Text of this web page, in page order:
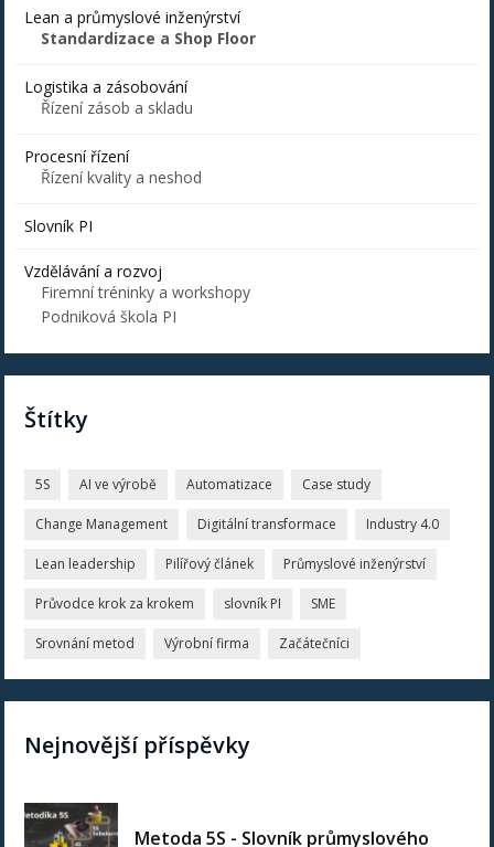
Lean a průmyslové inženýrství
Standardizace a Shop Floor
Logistika a zásobování
Řízení zásob a skladu
Procesní řízení
Řízení kvality a neshod
Slovník PI
Vzdělávání a rozvoj
Firemní tréninky a workshopy
Podniková škola PI
Štítky
5S AI ve výrobě Automatizace Case study
Change Management Digitální transformace Industry 4.0
Lean leadership Pilířový článek Průmyslové inženýrství
Průvodce krok za krokem slovník PI SME
Srovnání metod Výrobní firma Začátečníci
Nejnovější příspěvky
Metoda 5S - Slovník průmyslového